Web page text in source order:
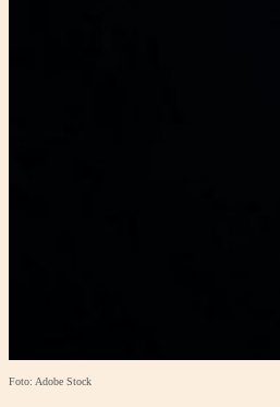
Foto: Adobe Stock